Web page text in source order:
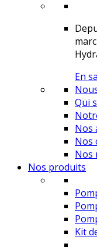
En
Qui
Nos
Nos
Nos
Nos produits
Kit